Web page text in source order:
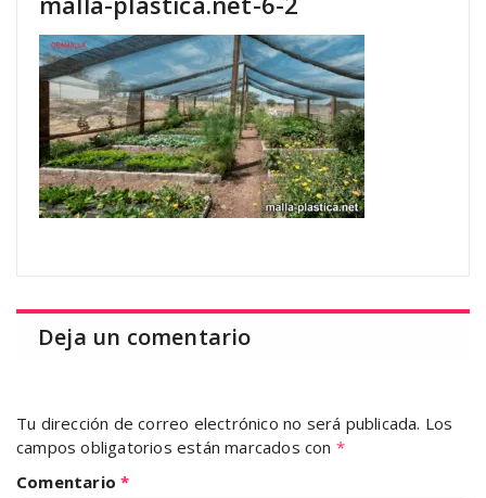
Deja un comentario
Tu dirección de correo electrónico no será publicada. Los
campos obligatorios están marcados con *
Comentario*